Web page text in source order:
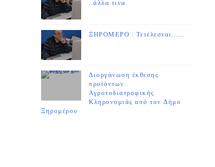
..άλλα τινα
ΞΗΡΟΜΕΡΟ : Τετέλεσται......
Διοργάνωση έκθεσης
προϊόντων
Αγροτοδιατροφικής
Κληρονομιάς από τον Δήμο
Ξηρομέρου